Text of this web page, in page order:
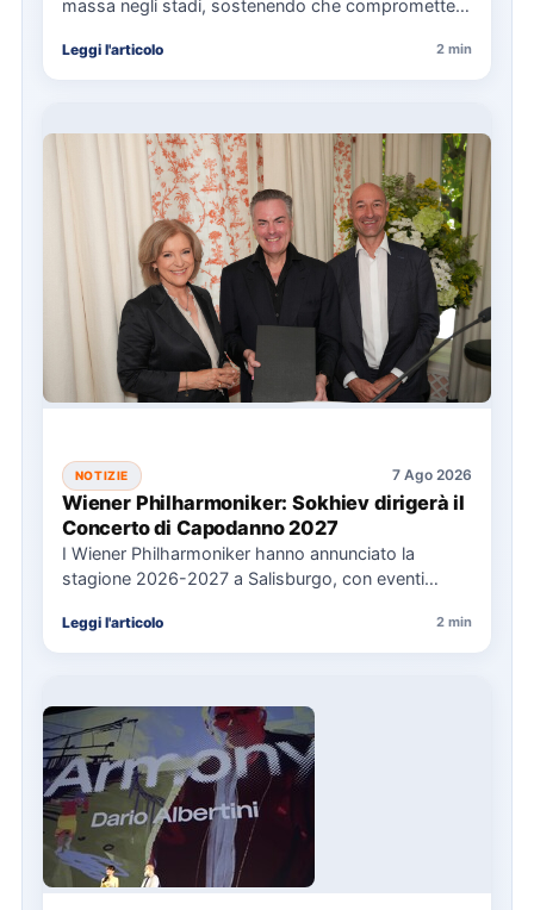
massa negli stadi, sostenendo che compromette
Leggi l'articolo 2 min
NOTIZIE 7 Ago 2026
Wiener Philharmoniker: Sokhiev dirigerà il
Concerto di Capodanno 2027
I Wiener Philharmoniker hanno annunciato la
stagione 2026-2027 a Salisburgo, con eventi
Leggi l'articolo 2 min